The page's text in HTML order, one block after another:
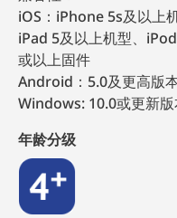
iOS：iPhone 5s及以上
iPad 5及以上机型、
或以上固件
Android：5.0及更高版
Windows: 10.0或更新版
年龄分级
4+